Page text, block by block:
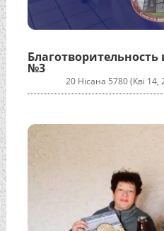
№3
20 Нісана 5780 (Кві 14,